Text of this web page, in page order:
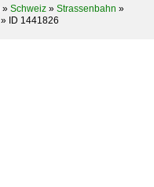
» Schweiz » Strassenbahn »
» ID 1441826